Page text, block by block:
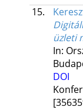
15.
üzleti
In:
DOI